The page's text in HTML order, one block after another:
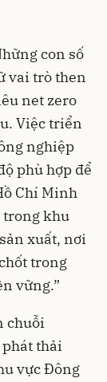
con số
vai trò then
net zero
Việc triển
nghiệp
phù hợp để
Chí Minh
trong khu
xuất, nơi
trong
vững.”
chuỗi
thải
vực Đông